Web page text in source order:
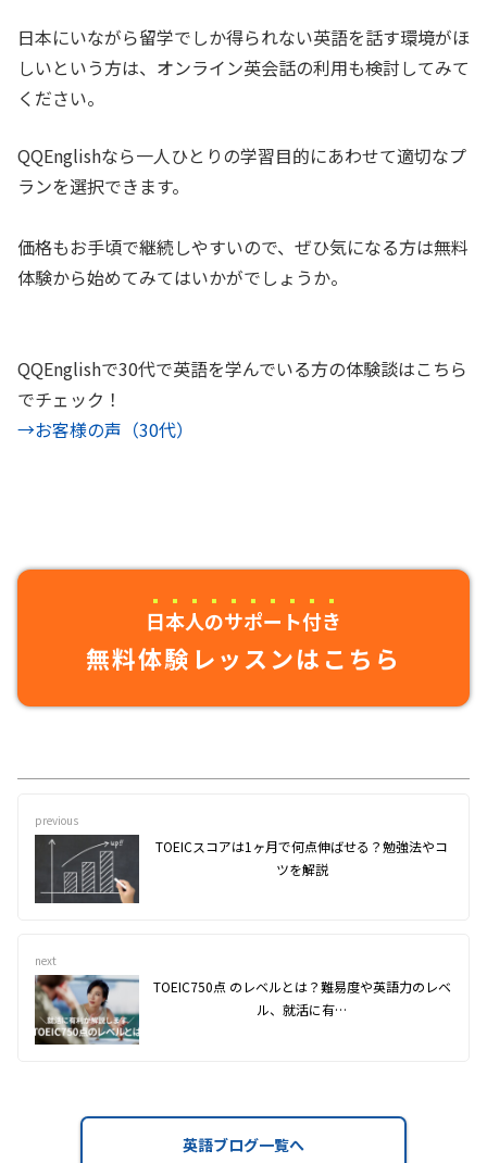
日本にいながら留学でしか得られない英語を話す環境がほ
しいという方は、オンライン英会話の利用も検討してみて
ください。
QQEnglishなら一人ひとりの学習目的にあわせて適切なプ
ランを選択できます。
価格もお手頃で継続しやすいので、ぜひ気になる方は無料
体験から始めてみてはいかがでしょうか。
QQEnglishで30代で英語を学んでいる方の体験談はこちら
でチェック！
→お客様の声（30代）
日本人のサポート付き
無料体験レッスンはこちら
previous
TOEICスコアは1ヶ月で何点伸ばせる？勉強法やコ
ツを解説
next
TOEIC750点 のレベルとは？難易度や英語力のレベ
ル、就活に有…
英語ブログ一覧へ